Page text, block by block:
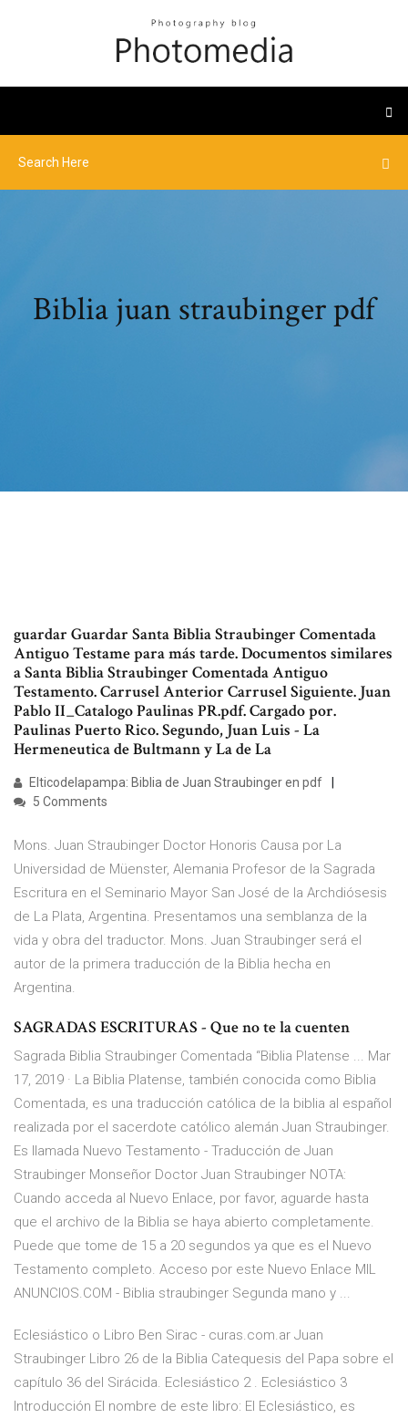
Biblia juan straubinger pdf
guardar Guardar Santa Biblia Straubinger Comentada
Antiguo Testame para más tarde. Documentos similares
a Santa Biblia Straubinger Comentada Antiguo
Testamento. Carrusel Anterior Carrusel Siguiente. Juan
Pablo II_Catalogo Paulinas PR.pdf. Cargado por.
Paulinas Puerto Rico. Segundo, Juan Luis - La
Hermeneutica de Bultmann y La de La
Elticodelapampa: Biblia de Juan Straubinger en pdf
5 Comments
Mons. Juan Straubinger Doctor Honoris Causa por La
Universidad de Müenster, Alemania Profesor de la Sagrada
Escritura en el Seminario Mayor San José de la Archdiósesis
de La Plata, Argentina. Presentamos una semblanza de la
vida y obra del traductor. Mons. Juan Straubinger será el
autor de la primera traducción de la Biblia hecha en
Argentina.
SAGRADAS ESCRITURAS - Que no te la cuenten
Sagrada Biblia Straubinger Comentada “Biblia Platense ... Mar
17, 2019 · La Biblia Platense, también conocida como Biblia
Comentada, es una traducción católica de la biblia al español
realizada por el sacerdote católico alemán Juan Straubinger.
Es llamada Nuevo Testamento - Traducción de Juan
Straubinger Monseñor Doctor Juan Straubinger NOTA:
Cuando acceda al Nuevo Enlace, por favor, aguarde hasta
que el archivo de la Biblia se haya abierto completamente.
Puede que tome de 15 a 20 segundos ya que es el Nuevo
Testamento completo. Acceso por este Nuevo Enlace MIL
ANUNCIOS.COM - Biblia straubinger Segunda mano y ...
Eclesiástico o Libro Ben Sirac - curas.com.ar Juan
Straubinger Libro 26 de la Biblia Catequesis del Papa sobre el
capítulo 36 del Sirácida. Eclesiástico 2 . Eclesiástico 3
Introducción El nombre de este libro: El Eclesiástico, es